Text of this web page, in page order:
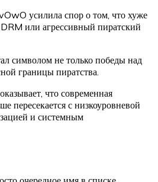
усилила спор о том, что хуже
или агрессивный пиратский
символом не только победы над
границы пиратства.
что современная
пересекается с низкоуровневой
и системным